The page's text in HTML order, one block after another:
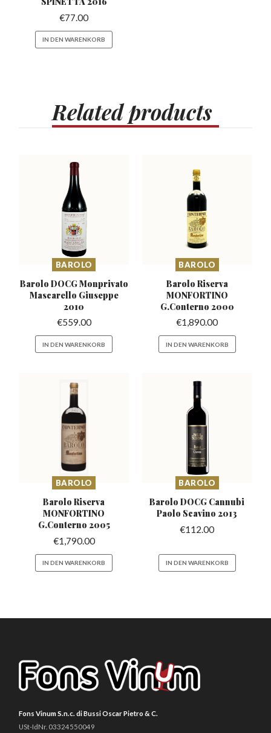
€77.00
IN DEN WARENKORB
Relatedproducts
BAROLO
Barolo DOCG Monprivato
Mascarello Giuseppe
2010
€559.00
IN DEN WARENKORB
BAROLO
Barolo Riserva
MONFORTINO
G.Conterno 2000
€1,890.00
IN DEN WARENKORB
BAROLO
Barolo Riserva
MONFORTINO
G.Conterno 2005
€1,790.00
IN DEN WARENKORB
BAROLO
Barolo DOCG Cannubi
Paolo Scavino 2013
€112.00
IN DEN WARENKORB
Fons Vinum S.n.c. di Bussi Oscar Pietro & C.
USt-IdNr. 03324550049